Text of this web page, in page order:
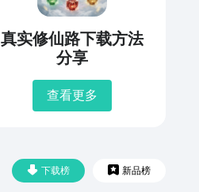
真实修仙路下载方法
分享
查看更多
下载榜 新品榜